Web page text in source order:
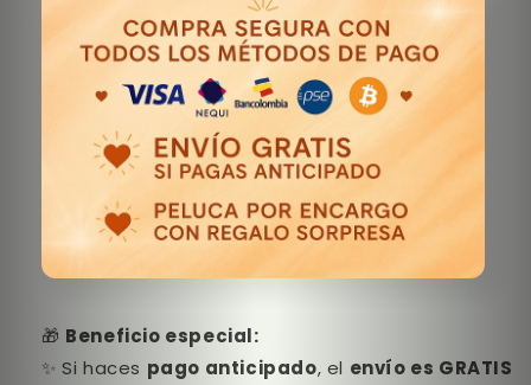
🎁 Beneficio especial:
✨ Si haces pago anticipado, el envío es GRATIS